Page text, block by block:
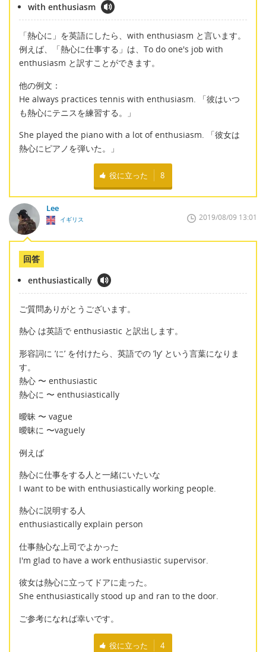
with enthusiasm
「熱心に」を英語にしたら、with enthusiasm と言います。
例えば、「熱心に仕事する」は、To do one's job with
enthusiasm と訳すことができます。
他の例文：
He always practices tennis with enthusiasm. 「彼はいつ
も熱心にテニスを練習する。」
She played the piano with a lot of enthusiasm. 「彼女は
熱心にピアノを弾いた。」
役に立った 8
Lee
イギリス 2019/08/09 13:01
回答
enthusiastically
ご質問ありがとうございます。
熱心 は英語で enthusiastic と訳出します。
形容詞に ’に’ を付けたら、英語での ’ly’ という言葉になりま
す。
熱心 〜 enthusiastic
熱心に 〜 enthusiastically
曖昧 〜 vague
曖昧に 〜vaguely
例えば
熱心に仕事をする人と一緒にいたいな
I want to be with enthusiastically working people.
熱心に説明する人
enthusiastically explain person
仕事熱心な上司でよかった
I'm glad to have a work enthusiastic supervisor.
彼女は熱心に立ってドアに走った。
She enthusiastically stood up and ran to the door.
ご参考になれば幸いです。
役に立った 4